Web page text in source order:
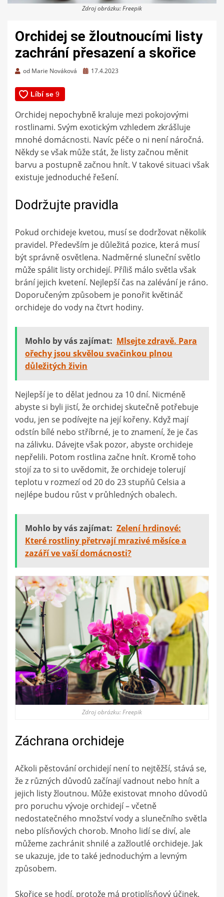
Zdroj obrázku: Freepik
Orchidej se žloutnoucími listy
zachrání přesazení a skořice
od Marie Nováková
Zveřejněno
17.4.2023
Orchidej nepochybně kraluje mezi pokojovými
rostlinami. Svým exotickým vzhledem zkrášluje
mnohé domácnosti. Navíc péče o ni není náročná.
Někdy se však může stát, že listy začnou měnit
barvu a postupně začnou hnít. V takové situaci však
existuje jednoduché řešení.
Dodržujte pravidla
Pokud orchideje kvetou, musí se dodržovat několik
pravidel. Především je důležitá pozice, která musí
být správně osvětlena. Nadměrné sluneční světlo
může spálit listy orchidejí. Příliš málo světla však
brání jejich kvetení. Nejlepší čas na zalévání je ráno.
Doporučeným způsobem je ponořit květináč
orchideje do vody na čtvrt hodiny.
Mohlo by vás zajímat: Mlsejte zdravě. Para
ořechy jsou skvělou svačinkou plnou
důležitých živin
Nejlepší je to dělat jednou za 10 dní. Nicméně
abyste si byli jistí, že orchidej skutečně potřebuje
vodu, jen se podívejte na její kořeny. Když mají
odstín bílé nebo stříbrné, je to znamení, že je čas
na zálivku. Dávejte však pozor, abyste orchideje
nepřelili. Potom rostlina začne hnít. Kromě toho
stojí za to si to uvědomit, že orchideje tolerují
teplotu v rozmezí od 20 do 23 stupňů Celsia a
nejlépe budou růst v průhledných obalech.
Mohlo by vás zajímat: Zelení hrdinové:
Které rostliny přetrvají mrazivé měsíce a
zazáří ve vaší domácnosti?
Zdroj obrázku: Freepik
Záchrana orchideje
Ačkoli pěstování orchidejí není to nejtěžší, stává se,
že z různých důvodů začínají vadnout nebo hnít a
jejich listy žloutnou. Může existovat mnoho důvodů
pro poruchu vývoje orchidejí – včetně
nedostatečného množství vody a slunečního světla
nebo plísňových chorob. Mnoho lidí se diví, ale
můžeme zachránit shnilé a zažloutlé orchideje. Jak
se ukazuje, jde to také jednoduchým a levným
způsobem.
Skořice se hodí, protože má protiplísňový účinek.